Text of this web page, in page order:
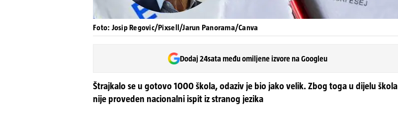
Foto: Josip Regovic/Pixsell/Jarun Panorama/Canva
Dodaj 24sata među omiljene izvore na Googleu
Štrajkalo se u gotovo 1000 škola, odaziv je bio jako velik. Zbog toga u dijelu škola
nije proveden nacionalni ispit iz stranog jezika